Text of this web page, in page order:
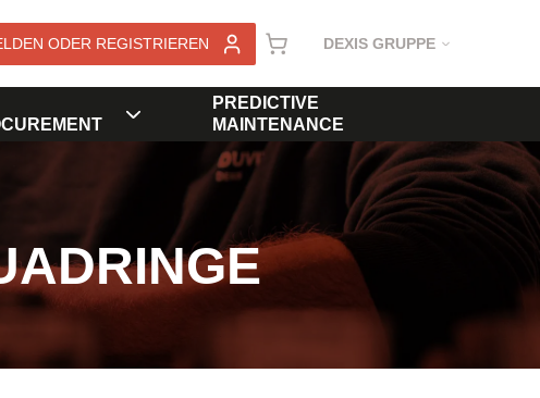
ODER REGISTRIEREN DEXIS GRUPPE
PREDICTIVE
MAINTENANCE